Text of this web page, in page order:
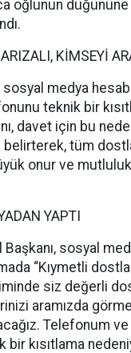
oğlunun
KİMSEYİ
sosyal medya
teknik bir
davet için bu
belirterek, tüm
onur ve mutluluk
YAPTI
Başkanı, sosyal
“Kıymetli
siz değerli
aramızda
Telefonum ve
bir kısıtlama